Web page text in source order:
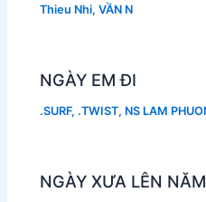
Thieu Nhi,VẦN N
NGÀY EM ĐI
.SURF, .TWIST, NS LAM
NGÀY XƯA LÊN